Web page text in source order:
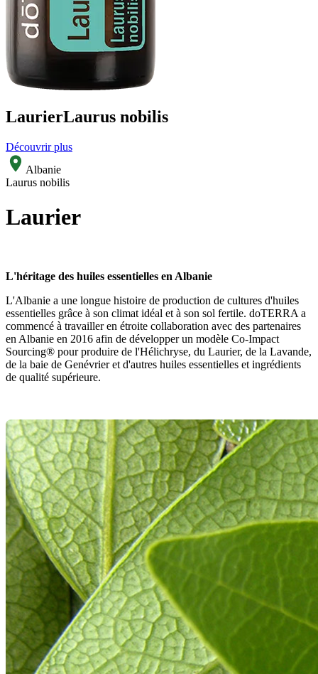
LaurierLaurus nobilis
Découvrir plus
Albanie
Laurus nobilis
Laurier
L'héritage des huiles essentielles en Albanie
L'Albanie a une longue histoire de production de cultures d'huiles
essentielles grâce à son climat idéal et à son sol fertile. doTERRA a
commencé à travailler en étroite collaboration avec des partenaires
en Albanie en 2016 afin de développer un modèle Co-Impact
Sourcing® pour produire de l'Hélichryse, du Laurier, de la Lavande,
de la baie de Genévrier et d'autres huiles essentielles et ingrédients
de qualité supérieure.